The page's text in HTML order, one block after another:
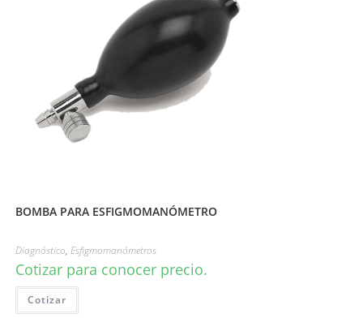
BOMBA PARA ESFIGMOMANÓMETRO
Diagnóstico, Esfigmomanómetros
Cotizar para conocer precio.
Cotizar